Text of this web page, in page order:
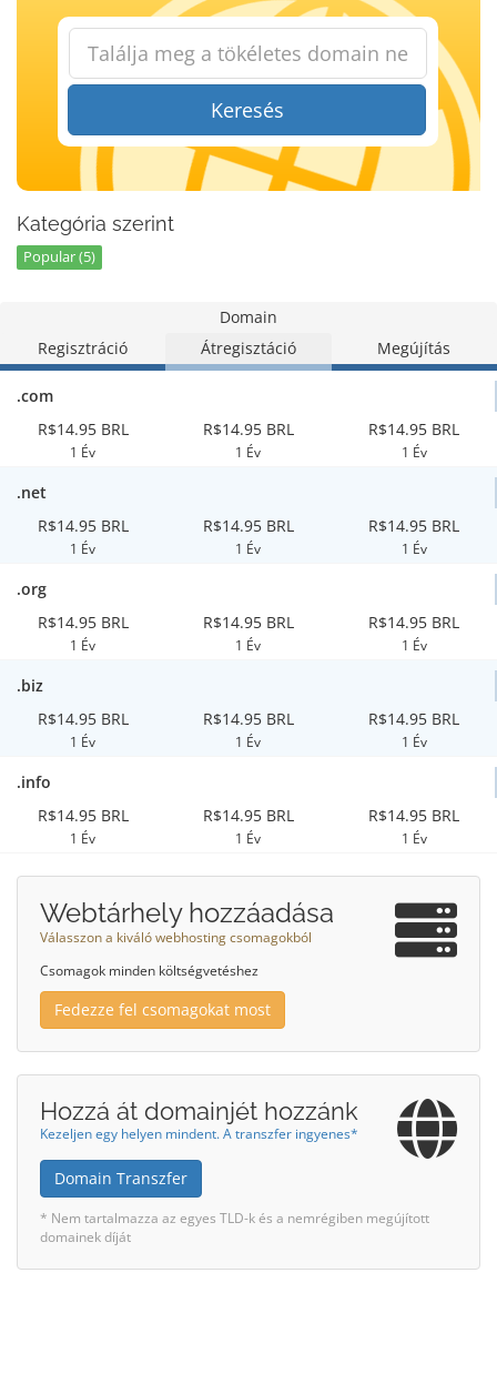
Keresés
Kategória szerint
Popular (5)
Domain
Regisztráció
Átregisztáció Megújítás
.com
R$14.95 BRL
1 Év
R$14.95 BRL
1 Év
R$14.95 BRL
1 Év
.net
R$14.95 BRL
1 Év
R$14.95 BRL
1 Év
R$14.95 BRL
1 Év
.org
R$14.95 BRL
1 Év
R$14.95 BRL
1 Év
R$14.95 BRL
1 Év
.biz
R$14.95 BRL
1 Év
R$14.95 BRL
1 Év
R$14.95 BRL
1 Év
.info
R$14.95 BRL
1 Év
R$14.95 BRL
1 Év
R$14.95 BRL
1 Év
Webtárhely hozzáadása
Válasszon a kiváló webhosting csomagokból
Csomagok minden költségvetéshez
Fedezze fel csomagokat most
Hozzá át domainjét hozzánk
Kezeljen egy helyen mindent. A transzfer ingyenes*
Domain Transzfer
* Nem tartalmazza az egyes TLD-k és a nemrégiben megújított
domainek díját